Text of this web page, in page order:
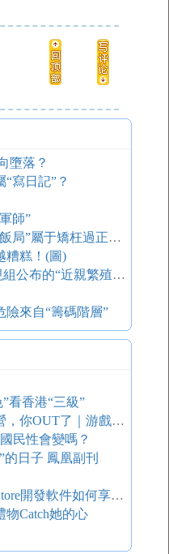
墮落？
寫日記”？
師”
“公職人員不準參加的二十類飯局”屬于矯枉過正嗎？
糟糕！(圖)
民間語文第475期 如何看巡視組公布的“近親繁殖”現象
險來自“籌碼階層”
看香港“三級”
還在刷榜？不玩微信粉絲運營，你OUT了｜游戲葡萄
民性會變嗎？
日子 鳳凰副刊
境內企業為蘋果公司的App Store開發軟件如何享受有關稅收優惠？
物Catch她的心